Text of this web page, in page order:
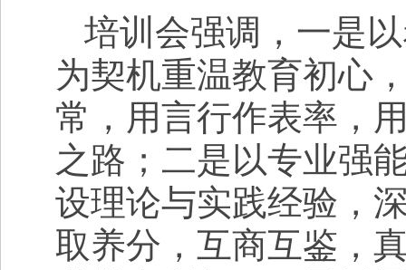
培训会强调，一是
为契机重温教育初心
常，用言行作表率，
之路；二是以专业强
设理论与实践经验，
取养分，互商互鉴，